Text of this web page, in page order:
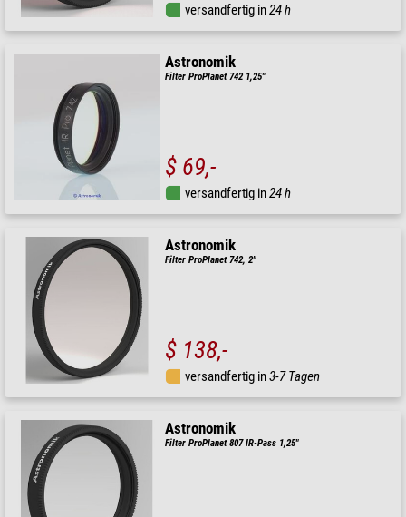
versandfertig in24 h
Astronomik
Filter ProPlanet 742 1,25"
$ 69,-
versandfertig in24 h
Astronomik
Filter ProPlanet 742, 2"
$ 138,-
versandfertig in3-7 Tagen
Astronomik
Filter ProPlanet 807 IR-Pass 1,25"